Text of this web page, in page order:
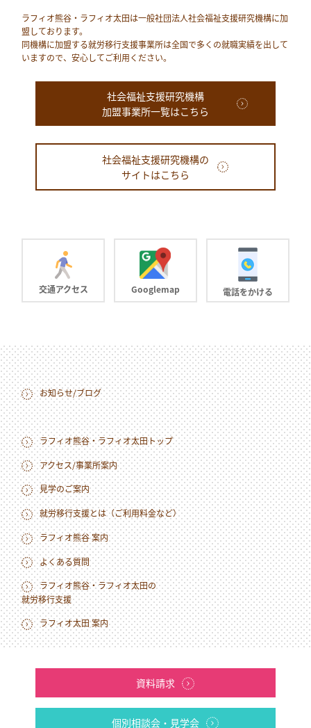
ラフィオ熊⾕・ラフィオ太田は⼀般社団法⼈社会福祉⽀援研究機構に加
盟しております。
同機構に加盟する就労移⾏⽀援事業所は全国で多くの就職実績を出して
いますので、安⼼してご利⽤ください。
社会福祉支援研究機構
加盟事業所一覧はこちら
社会福祉支援研究機構の
サイトはこちら
交通アクセス Googlemap 電話をかける
ラフィオ熊谷・ラフィオ太田トップ
就労移行支援とは（ご利用料金など）
ラフィオ熊谷・ラフィオ太田の
就労移行支援
アクセス/事業所案内
ラフィオ熊谷 案内
ラフィオ太田 案内
見学のご案内
よくある質問
お知らせ/ブログ
資料請求
個別相談会・見学会